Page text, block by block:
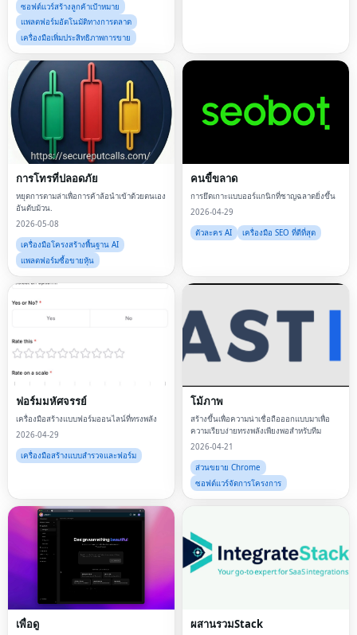
ซอฟต์แวร์สร้างลูกค้าเป้าหมาย
แพลตฟอร์มอัตโนมัติทางการตลาด
เครื่องมือเพิ่มประสิทธิภาพการขาย
การโทรที่ปลอดภัย
หยุดการตามล่าเพื่อการค้าล้อนำเข้าด้วยตนเอง
อันดับม้วน.
2026-05-08
เครื่องมือโครงสร้างพื้นฐาน AI
แพลตฟอร์มซื้อขายหุ้น
คนขี้ขลาด
การยึดเกาะแบบออร์แกนิกที่ชาญฉลาดยิ่งขึ้น
2026-04-29
ตัวละคร AI
เครื่องมือ SEO ที่ดีที่สุด
ฟอร์มมหัศจรรย์
เครื่องมือสร้างแบบฟอร์มออนไลน์ที่ทรงพลัง
2026-04-29
เครื่องมือสร้างแบบสำรวจและฟอร์ม
โม้ภาพ
สร้างขึ้นเพื่อความน่าเชื่อถือออกแบบมาเพื่อ
ความเรียบง่ายทรงพลังเพียงพอสำหรับทีม
2026-04-21
ส่วนขยาย Chrome
ซอฟต์แวร์จัดการโครงการ
เพื่อดู ผสานรวมStack